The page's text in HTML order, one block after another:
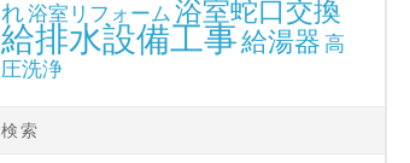
れ浴室リフォーム 浴室蛇口交換
給排水設備工事給湯器高
圧洗浄
検索